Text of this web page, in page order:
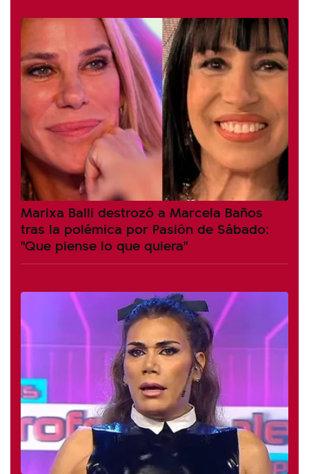
Marixa Balli destrozó a Marcela Baños
tras la polémica por Pasión de Sábado:
"Que piense lo que quiera"